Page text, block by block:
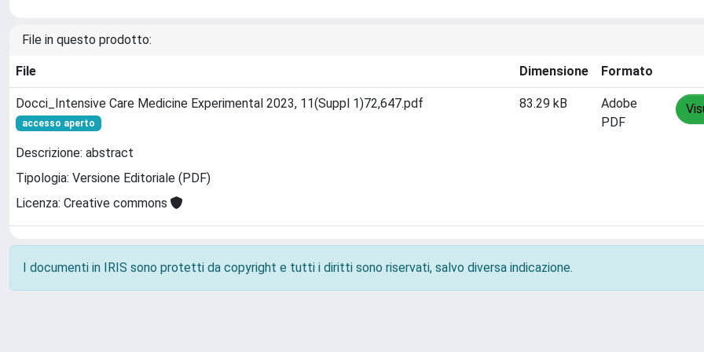
File in questo prodotto:
File Dimensione Formato
Docci_Intensive Care Medicine Experimental 2023, 11(Suppl 1)72,647.pdf
accesso aperto
Descrizione: abstract
Tipologia: Versione Editoriale (PDF)
Licenza: Creative commons
83.29 kB
Adobe
PDF
I documenti in IRIS sono protetti da copyright e tutti i diritti sono riservati, salvo diversa indicazione.